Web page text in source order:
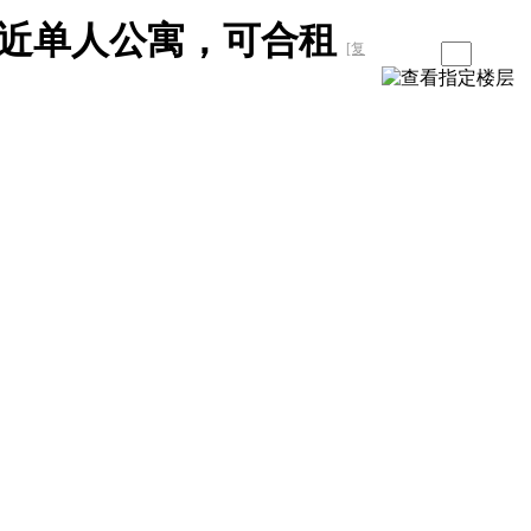
单人公寓，可合租 [复